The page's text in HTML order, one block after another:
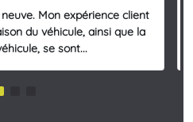
Mon expérience client
du véhicule, ainsi que la
se sont...